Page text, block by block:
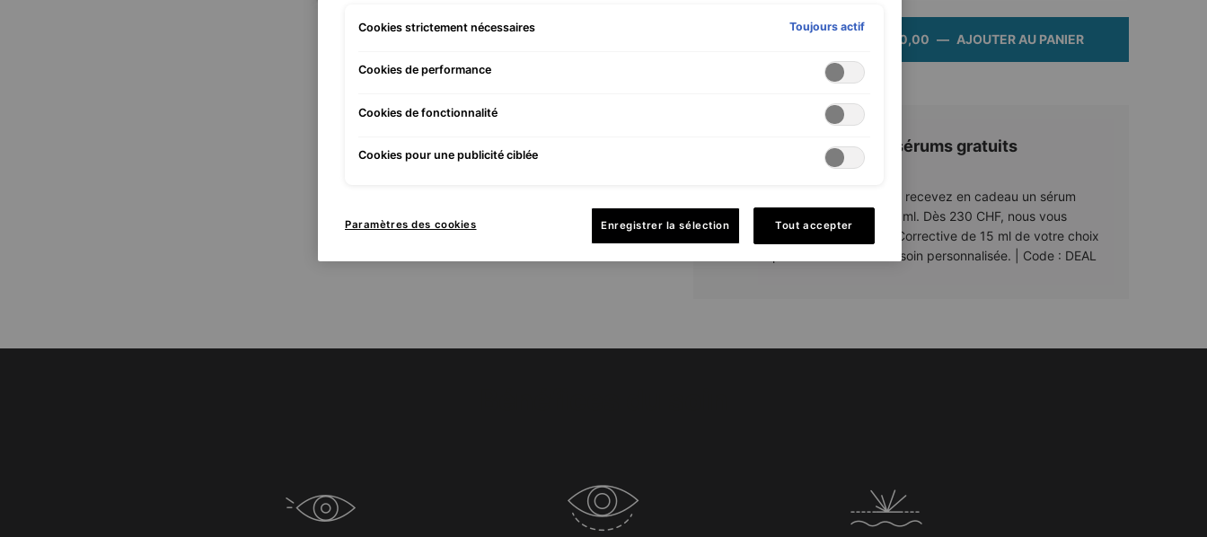
CHF 120,00 ― AJOUTER AU PANIERA.G.E. ADVANCED
Profitez de vos sérums gratuits
maintenant​
Dès 200 CHF d'achat, recevez en cadeau un sérum
exclusif P-TIOX de 15 ml. Dès 230 CHF, nous vous
offrons deux sérums Corrective de 15 ml de votre choix
pour votre routine de soin personnalisée. | Code : DEAL
Cookies strictement nécessaires Toujours actif
Cookies de performance
Cookies de fonctionnalité
Cookies pour une publicité ciblée
Paramètres des cookies Enregistrer la sélection Tout accepter